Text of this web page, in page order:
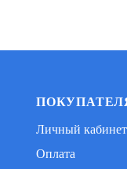
Личный кабинет
Оплата